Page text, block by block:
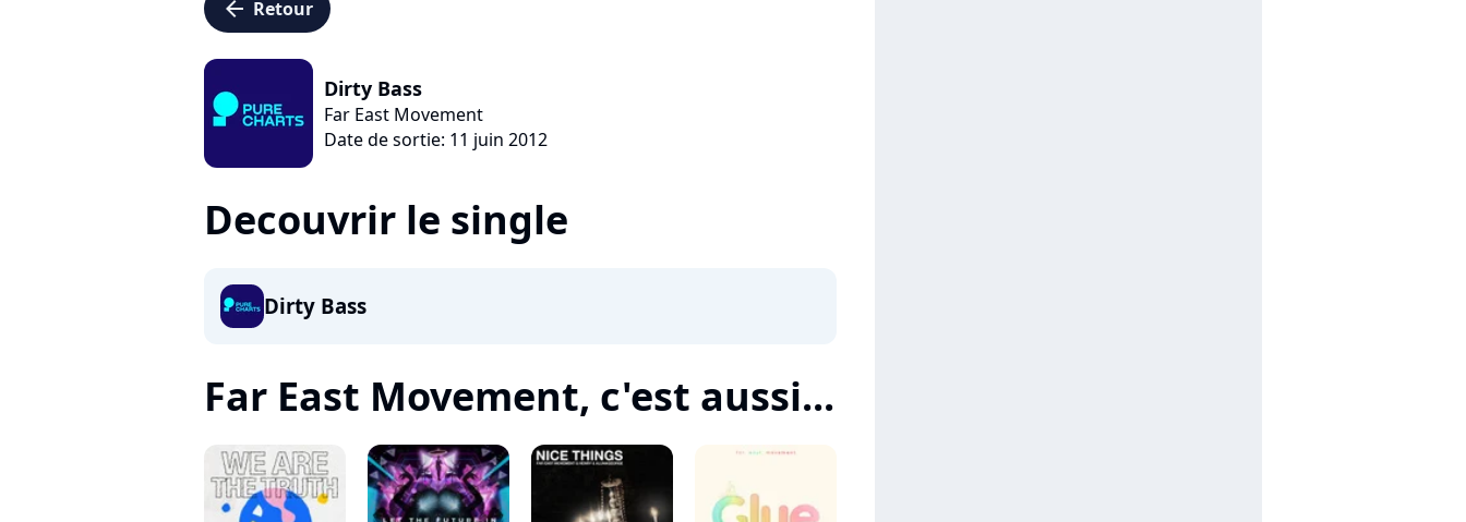
arrow_left Retour
Dirty Bass
Far East Movement
Date de sortie: 11 juin 2012
Decouvrir le single
Dirty Bass
Far East Movement, c'est aussi...